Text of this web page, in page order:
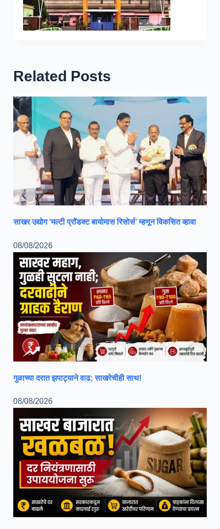
Related Posts
साखर उद्योग ‘मल्टी प्रॉडक्ट बायोमास रिसोर्स’ म्हणून विकसित व्हावा
08/08/2026
गुळाच्या दरात झपाट्याने वाढ; साखरेचीही साथ!
08/08/2026